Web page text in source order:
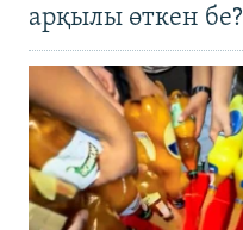
арқылы өткен бе?